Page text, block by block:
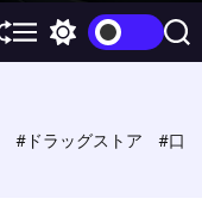
M
e w
h
S
e
h
#ドラッグストア
#口